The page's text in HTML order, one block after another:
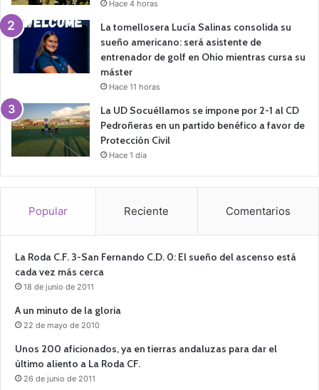
Hace 4 horas
La tomellosera Lucía Salinas consolida su
sueño americano: será asistente de
entrenador de golf en Ohio mientras cursa su
máster
Hace 11 horas
La UD Socuéllamos se impone por 2-1 al CD
Pedroñeras en un partido benéfico a favor de
Protección Civil
Hace 1 día
Popular Reciente Comentarios
La Roda C.F. 3-San Fernando C.D. 0: El sueño del ascenso está
cada vez más cerca
18 de junio de 2011
A un minuto de la gloria
22 de mayo de 2010
Unos 200 aficionados, ya en tierras andaluzas para dar el
último aliento a La Roda CF.
26 de junio de 2011